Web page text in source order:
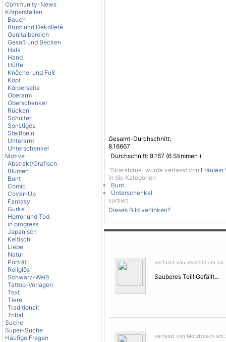
Community-News
Körperstellen
Bauch
Brust und Dekolleté
Genitalbereich
Gesäß und Becken
Hals
Hand
Hüfte
Knöchel und Fuß
Kopf
Körperseite
Oberarm
Oberschenkel
Rücken
Schulter
Sonstiges
Steißbein
Unterarm
Unterschenkel
Motive
Abstrakt/Grafisch
Blumen
Bunt
Comic
Cover-Up
Fantasy
Gurke
Horror und Tod
in progress
Japanisch
Keltisch
Liebe
Natur
Porträt
Religiös
Schwarz-Weiß
Tattoo-Vorlagen
Text
Tiere
Traditionell
Tribal
Suche
Super-Suche
Häufige Fragen
Gesamt-Durchschnitt:
8.16667
Durchschnitt: 8.167 (6 Stimmen )
"Skarabäus" wurde verfasst von Fräulein
in die Kategorien
Bunt
Unterschenkel
sortiert.
Dieses Bild verlinken?
verfasst von Jeck100 am 24.
Sauberes Teil! Gefällt...
verfasst von Motzfrosch am